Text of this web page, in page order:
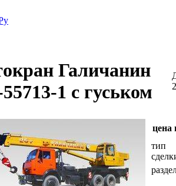
Галичанин
1 с гуськом
цена
тип